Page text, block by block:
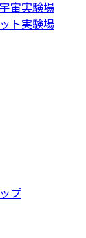
宙実験場
ト実験場
プ